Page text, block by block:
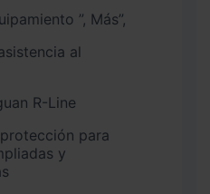
”, Más”,
al
R-Line
para
y